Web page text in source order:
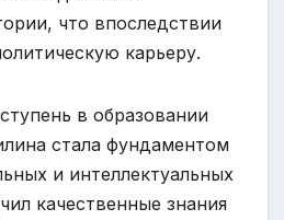
что впоследствии
карьеру.
в образовании
стала фундаментом
и интеллектуальных
качественные знания